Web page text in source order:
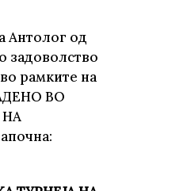
Антолог од
задоволство
рамките на
ВО